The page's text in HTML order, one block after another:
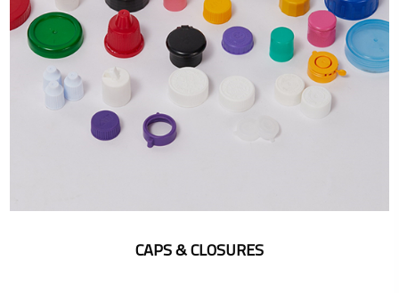
CAPS & CLOSURES